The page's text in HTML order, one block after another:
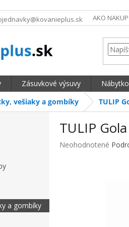
AKO
Zásuvkové výsuvy
vešiaky a gombíky TULIP
a gombíky
TULIP
Priemerné
Neohodnotené